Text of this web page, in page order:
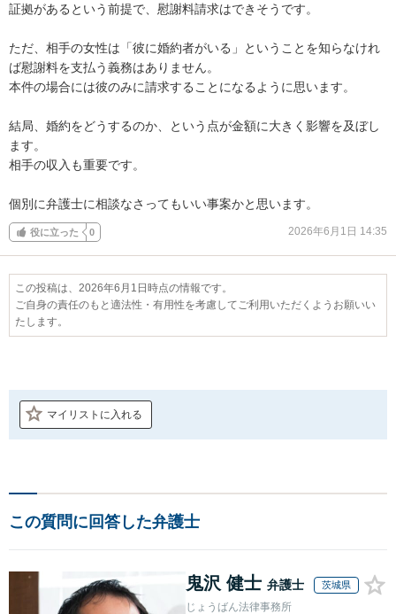
証拠があるという前提で、慰謝料請求はできそうです。
ただ、相手の女性は「彼に婚約者がいる」ということを知らなけれ
ば慰謝料を支払う義務はありません。
本件の場合には彼のみに請求することになるように思います。
結局、婚約をどうするのか、という点が金額に大きく影響を及ぼし
ます。
相手の収入も重要です。
個別に弁護士に相談なさってもいい事案かと思います。
役に立った 0 2026年6月1日 14:35
この投稿は、2026年6月1日時点の情報です。
ご自身の責任のもと適法性・有用性を考慮してご利用いただくようお願いい
たします。
マイリストに入れる
この質問に回答した弁護士
鬼沢 健士 弁護士 茨城県
じょうばん法律事務所